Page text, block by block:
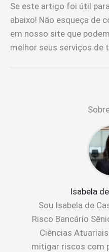
Se este artigo foi útil
abaixo! Não esqueça de
em nosso site que
melhor seus serviços de
Isabela
Sou Isabela de
Risco Bancário
Ciências
mitigar riscos com